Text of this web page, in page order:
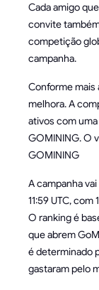
Cada amigo
convite
competição
campanha.
Conforme mais
melhora. A
ativos com
GOMINING. O
GOMINING
A campanha
11:59 UTC,
O ranking é
que abrem
é determinado
gastaram pelo